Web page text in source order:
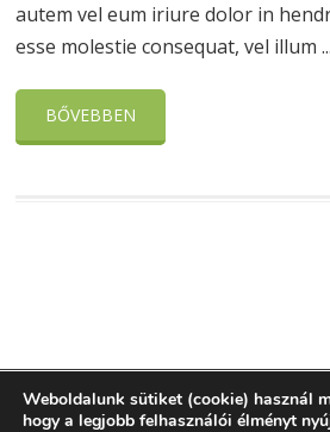
autem vel eum iriure dolor in
esse molestie consequat, vel illum ...
BŐVEBBEN
Weboldalunk sütiket (cookie) használ
hogy a legjobb felhasználói élményt